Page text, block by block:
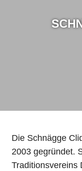
Die Schnägge
2003 gegründet.
Traditionsvereins